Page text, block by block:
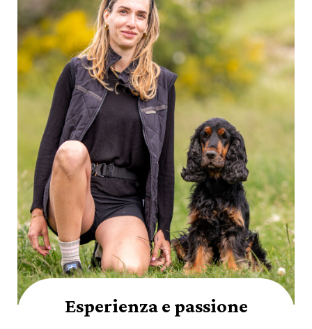
Esperienza e passione